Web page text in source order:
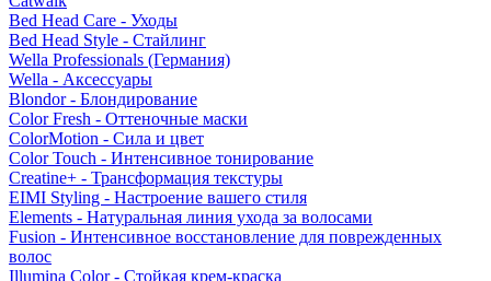
Bed Head Care - Уходы
Bed Head Style - Стайлинг
Wella Professionals (Германия)
Wella - Аксессуары
Blondor - Блондирование
Color Fresh - Оттеночные маски
ColorMotion - Сила и цвет
Color Touch - Интенсивное тонирование
Creatine+ - Трансформация текстуры
EIMI Styling - Настроение вашего стиля
Elements - Натуральная линия ухода за волосами
Fusion - Интенсивное восстановление для поврежденных
волос
Illumina Color - Стойкая крем-краска